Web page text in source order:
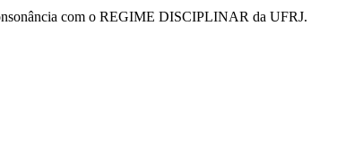
com o REGIME DISCIPLINAR da UFRJ.